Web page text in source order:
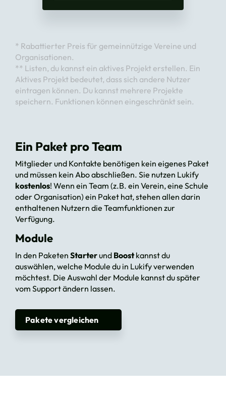
* Rabattierter Preis für gemeinnützige Vereine und
Organisationen.
** Listen, du kannst ein aktives Projekt erstellen. Ein
Aktives Projekt bedeutet, dass sich andere Nutzer
eintragen können. Du kannst mehrere Projekte
speichern. Funktionen können eingeschränkt sein.
Ein Paket pro Team
Mitglieder und Kontakte benötigen kein eigenes Paket
und müssen kein Abo abschließen. Sie nutzen Lukify
kostenlos! Wenn ein Team (z.B. ein Verein, eine Schule
oder Organisation) ein Paket hat, stehen allen darin
enthaltenen Nutzern die Teamfunktionen zur
Verfügung.
Module
In den Paketen Starterund Boostkannst du
auswählen, welche Module du in Lukify verwenden
möchtest. Die Auswahl der Module kannst du später
vom Support ändern lassen.
Pakete vergleichen